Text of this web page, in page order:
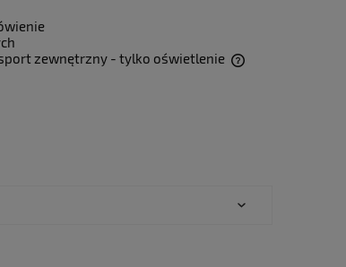
zewnętrzny - tylko oświetlenie